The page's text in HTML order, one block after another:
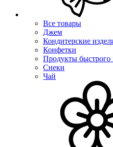
Все товары
Джем
Кондитерские
Конфетки
Продукты быстрого
Снеки
Чай